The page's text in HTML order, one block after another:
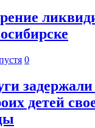
0
задержали
детей